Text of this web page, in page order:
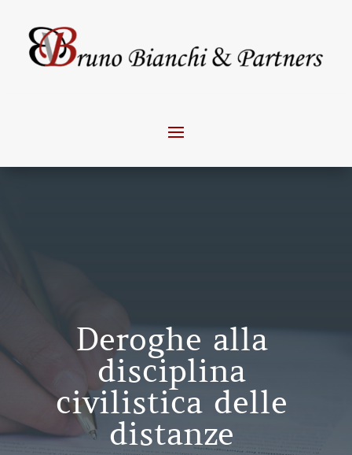
Deroghe alla
disciplina
civilistica delle
distanze